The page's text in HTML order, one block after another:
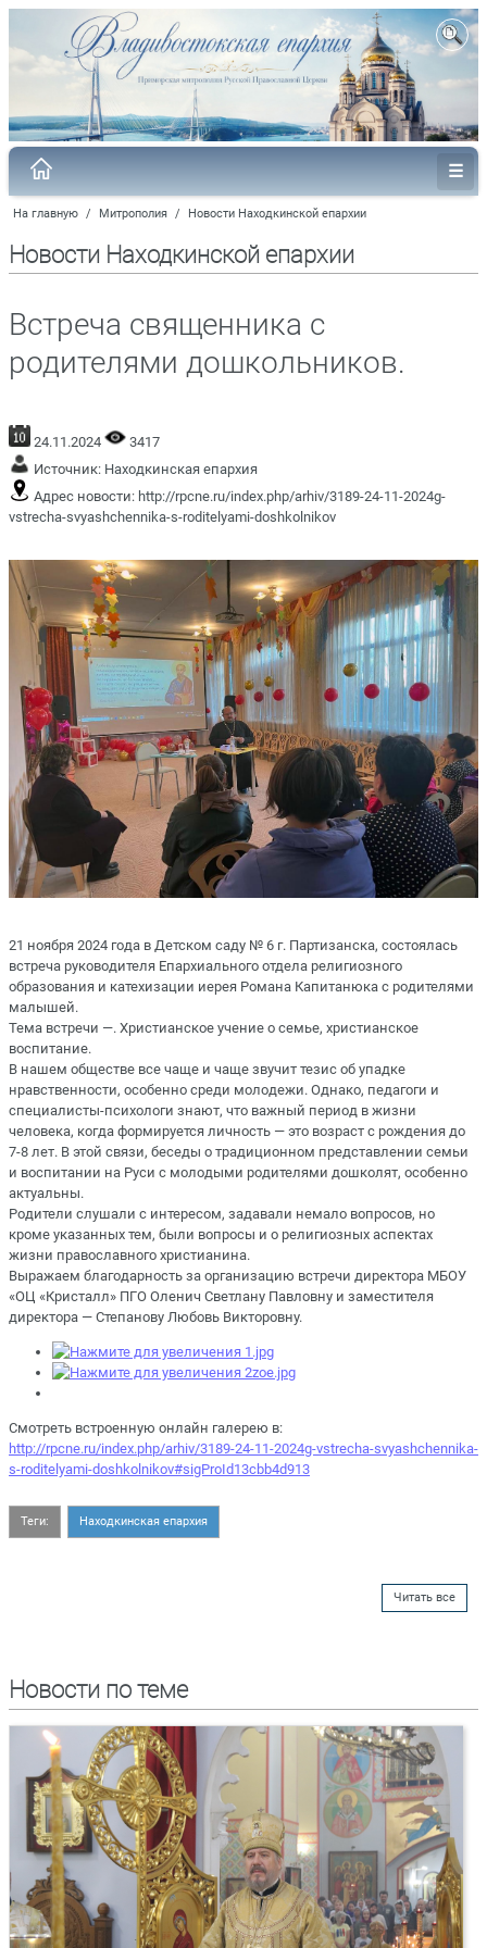
На главную / Митрополия / Новости Находкинской епархии
Новости Находкинской епархии
Встреча священника с
родителями дошкольников.
24.11.2024
3417
Источник: Находкинская епархия
Адрес новости: http://rpcne.ru/index.php/arhiv/3189-24-11-2024g-
vstrecha-svyashchennika-s-roditelyami-doshkolnikov
21 ноября 2024 года в Детском саду № 6 г. Партизанска, состоялась
встреча руководителя Епархиального отдела религиозного
образования и катехизации иерея Романа Капитанюка с родителями
малышей.
Тема встречи —. Христианское учение о семье, христианское
воспитание.
В нашем обществе все чаще и чаще звучит тезис об упадке
нравственности, особенно среди молодежи. Однако, педагоги и
специалисты-психологи знают, что важный период в жизни
человека, когда формируется личность — это возраст с рождения до
7-8 лет. В этой связи, беседы о традиционном представлении семьи
и воспитании на Руси с молодыми родителями дошколят, особенно
актуальны.
Родители слушали с интересом, задавали немало вопросов, но
кроме указанных тем, были вопросы и о религиозных аспектах
жизни православного христианина.
Выражаем благодарность за организацию встречи директора МБОУ
«ОЦ «Кристалл» ПГО Оленич Светлану Павловну и заместителя
директора — Степанову Любовь Викторовну.
Смотреть встроенную онлайн галерею в:
http://rpcne.ru/index.php/arhiv/3189-24-11-2024g-vstrecha-svyashchennika-
s-roditelyami-doshkolnikov#sigProId13cbb4d913
Теги: Находкинская епархия
Читать все
Новости по теме